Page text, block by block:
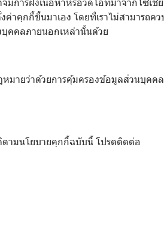
าคุกกี้ขึ้นมาเอง โดยที่เราไม่สามารถ
คคลภายนอกเหล่านั้นด้วย
หมายว่าด้วยการคุ้มครองข้อมูลส่วนบุค
ตามนโยบายคุกกี้ฉบับนี้ โปรดติดต่อ